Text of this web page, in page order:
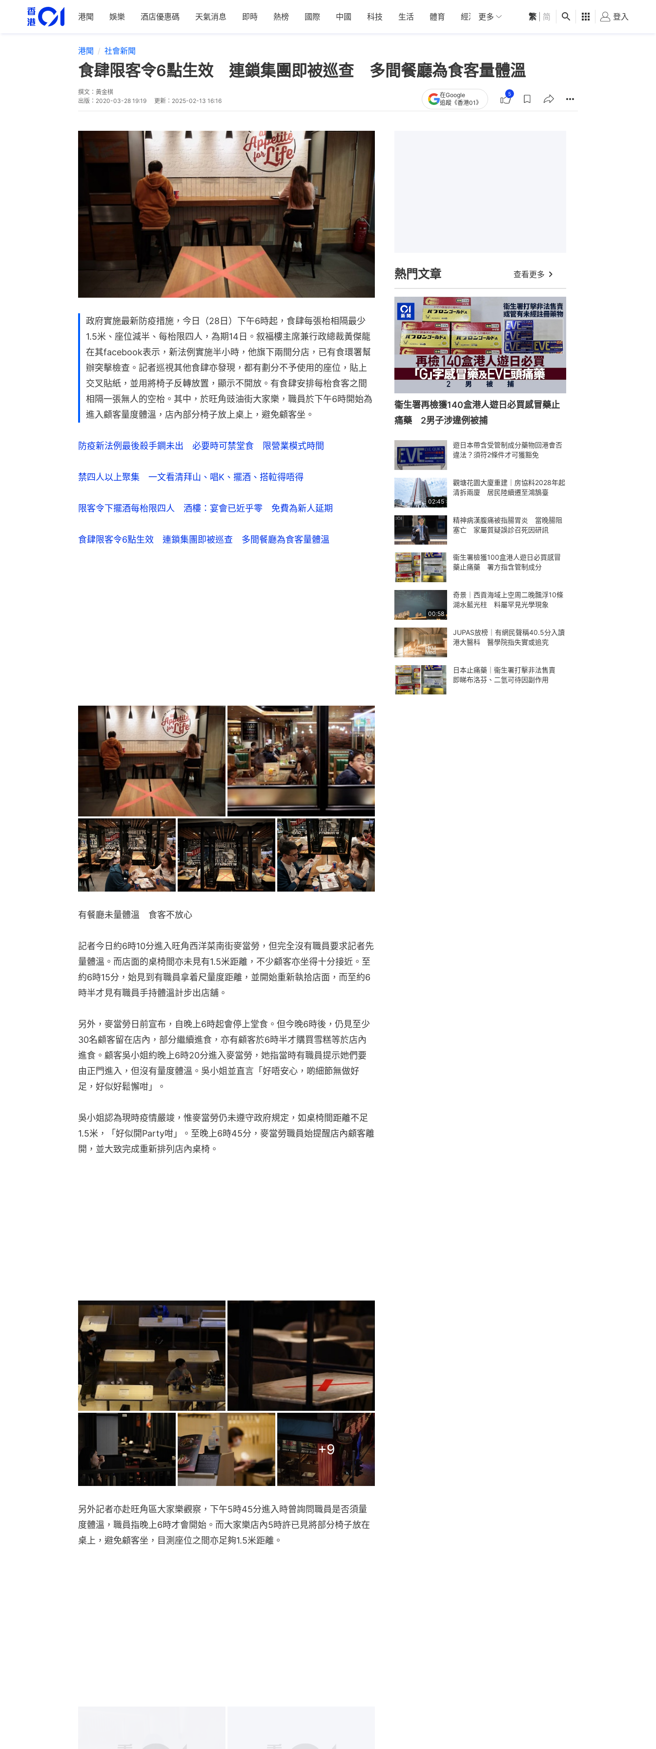
港聞 娛樂 酒店優惠碼 天氣消息 即時 熱榜 國際 中國 科技 生活 體育 經濟 01深圳 觀點 健康 好食玩飛
更多 繁 简 登入
港聞 社會新聞
食肆限客令6點生效 連鎖集團即被巡查 多間餐廳為食客量體溫
撰文： 黃金棋
出版： 2020-03-28 19:19 更新： 2025-02-13 16:16
在Google
追蹤《香港01》
5
政府實施最新防疫措施，今日（28日）下午6時起，食肆每張枱相隔最少
1.5米、座位減半、每枱限四人，為期14日。叙福樓主席兼行政總裁黃傑龍
在其facebook表示，新法例實施半小時，他旗下兩間分店，已有食環署幫
辦突擊檢查。記者巡視其他食肆亦發現，都有劃分不予使用的座位，貼上
交叉貼紙，並用將椅子反轉放置，顯示不開放。有食肆安排每枱食客之間
相隔一張無人的空枱。其中，於旺角豉油街大家樂，職員於下午6時開始為
進入顧客量度體溫，店內部分椅子放上桌上，避免顧客坐。
防疫新法例最後殺手鐧未出　必要時可禁堂食　限營業模式時間
禁四人以上聚集　一文看清拜山、唱K、擺酒、搭𨋢得唔得
限客令下擺酒每枱限四人　酒樓：宴會已近乎零　免費為新人延期
食肆限客令6點生效　連鎖集團即被巡查　多間餐廳為食客量體溫
有餐廳未量體溫　食客不放心
記者今日約6時10分進入旺角西洋菜南街麥當勞，但完全沒有職員要求記者先
量體溫。而店面的桌椅間亦未見有1.5米距離，不少顧客亦坐得十分接近。至
約6時15分，始見到有職員拿着尺量度距離，並開始重新執拾店面，而至約6
時半才見有職員手持體溫計步出店舖。
另外，麥當勞日前宣布，自晚上6時起會停上堂食。但今晚6時後，仍見至少
30名顧客留在店內，部分繼續進食，亦有顧客於6時半才購買雪糕等於店內
進食。顧客吳小姐約晚上6時20分進入麥當勞，她指當時有職員提示她們要
由正門進入，但沒有量度體溫。吳小姐並直言「好唔安心，啲細節無做好
足，好似好鬆懈咁」。
吳小姐認為現時疫情嚴竣，惟麥當勞仍未遵守政府規定，如桌椅間距離不足
1.5米，「好似開Party咁」。至晚上6時45分，麥當勞職員始提醒店內顧客離
開，並大致完成重新排列店內桌椅。
+9
另外記者亦赴旺角區大家樂觀察，下午5時45分進入時曾詢問職員是否須量
度體溫，職員指晚上6時才會開始。而大家樂店內5時許已見將部分椅子放在
桌上，避免顧客坐，目測座位之間亦足夠1.5米距離。
熱門文章 查看更多
衞生署再檢獲140盒港人遊日必買感冒藥止
痛藥 2男子涉違例被捕
遊日本帶含受管制成分藥物回港會否
違法？須符2條件才可獲豁免
02:45
觀塘花園大廈重建｜房協料2028年起
清拆兩廈 居民陸續遷至鴻鵠臺
精神病漢腹痛被指腸胃炎 當晚腸阻
塞亡 家屬質疑誤診召死因研訊
衞生署檢獲100盒港人遊日必買感冒
藥止痛藥 署方指含管制成分
00:58
奇景｜西貢海域上空周二晚飄浮10條
湖水藍光柱 料屬罕見光學現象
JUPAS放榜｜有網民聲稱40.5分入讀
港大醫科 醫學院指失實或追究
日本止痛藥｜衞生署打擊非法售賣
即睇布洛芬、二氫可待因副作用